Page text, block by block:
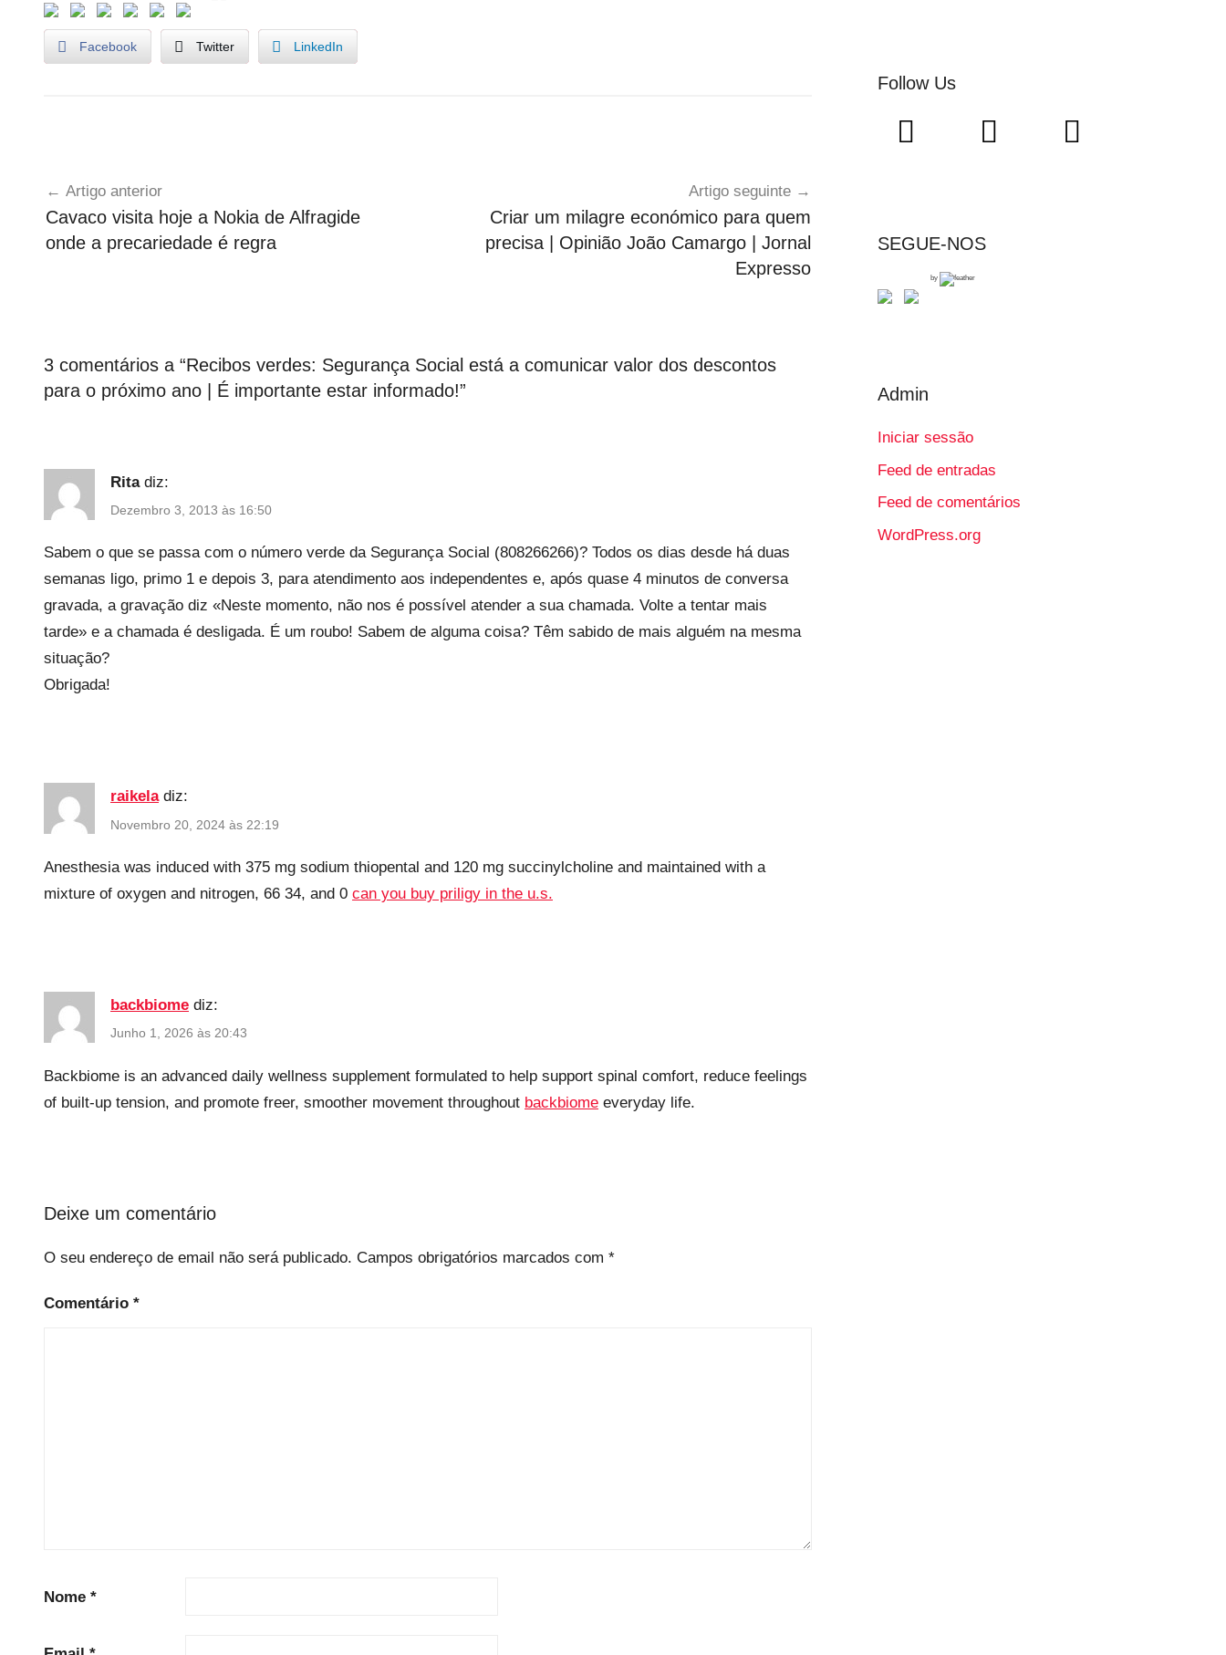
Facebook Twitter LinkedIn
c
b
r
d
artigos
Artigo anterior
Cavaco visita hoje a Nokia de Alfragide
onde a precariedade é regra
Artigo seguinte
Criar um milagre económico para quem
precisa | Opinião João Camargo | Jornal
Expresso
3 comentários a “Recibos verdes: Segurança Social está a comunicar valor dos descontos
para o próximo ano | É importante estar informado!”
Rita diz:
Dezembro 3, 2013 às 16:50
Sabem o que se passa com o número verde da Segurança Social (808266266)? Todos os dias desde há duas
semanas ligo, primo 1 e depois 3, para atendimento aos independentes e, após quase 4 minutos de conversa
gravada, a gravação diz «Neste momento, não nos é possível atender a sua chamada. Volte a tentar mais
tarde» e a chamada é desligada. É um roubo! Sabem de alguma coisa? Têm sabido de mais alguém na mesma
situação?
Obrigada!
raikela diz:
Novembro 20, 2024 às 22:19
Anesthesia was induced with 375 mg sodium thiopental and 120 mg succinylcholine and maintained with a
mixture of oxygen and nitrogen, 66 34, and 0 can you buy priligy in the u.s.
backbiome diz:
Junho 1, 2026 às 20:43
Backbiome is an advanced daily wellness supplement formulated to help support spinal comfort, reduce feelings
of built-up tension, and promote freer, smoother movement throughout backbiome everyday life.
Deixe um comentário
O seu endereço de email não será publicado. Campos obrigatórios marcados com *
Comentário *
Nome *
Follow Us
SEGUE-NOS
by
Admin
Iniciar sessão
Feed de entradas
Feed de comentários
WordPress.org